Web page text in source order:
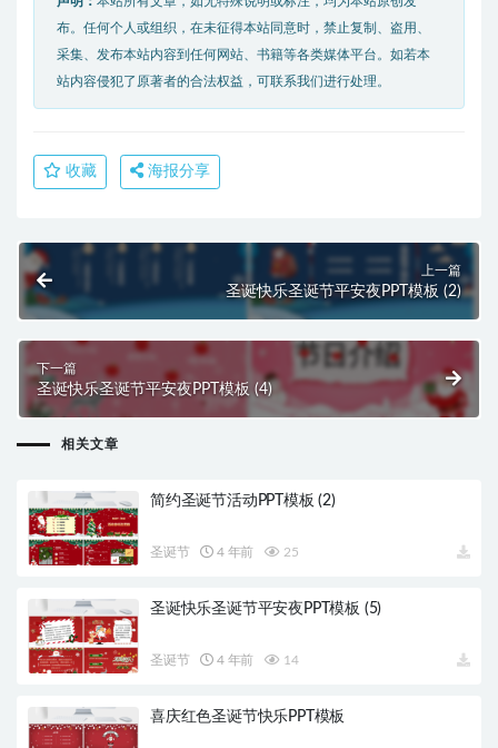
布。任何个人或组织，在未征得本站同意时，禁止复制、盗用、
采集、发布本站内容到任何网站、书籍等各类媒体平台。如若本
站内容侵犯了原著者的合法权益，可联系我们进行处理。
收藏 海报分享
上一篇
圣诞快乐圣诞节平安夜PPT模板 (2)
下一篇
圣诞快乐圣诞节平安夜PPT模板 (4)
相关文章
简约圣诞节活动PPT模板 (2)
圣诞节 4 年前 25
圣诞快乐圣诞节平安夜PPT模板 (5)
圣诞节 4 年前 14
喜庆红色圣诞节快乐PPT模板